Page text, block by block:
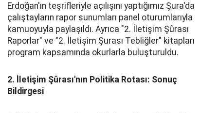
Erdoğan'ın teşrifleriyle açılışını yaptığımız Şura'da
çalıştayların rapor sunumları panel oturumlarıyla
kamuoyuyla paylaşıldı. Ayrıca "2. İletişim Şûrası
Raporlar" ve "2. İletişim Şurası Tebliğler" kitapları
program kapsamında okurlarla buluşturuldu.
2. İletişim Şûrası'nın Politika Rotası: Sonuç
Bildirgesi